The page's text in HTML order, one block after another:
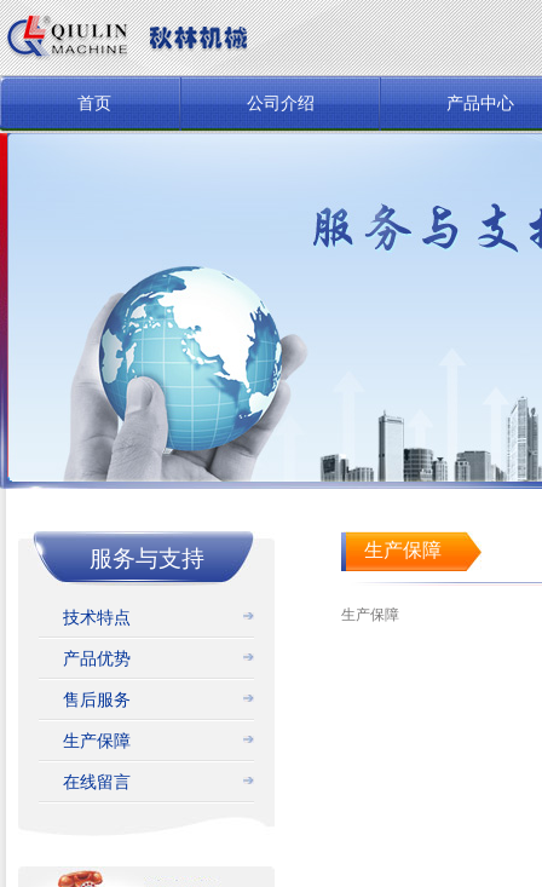
首页 公司介绍 产品中心
服务与支持
技术特点
产品优势
售后服务
生产保障
在线留言
生产保障
生产保障